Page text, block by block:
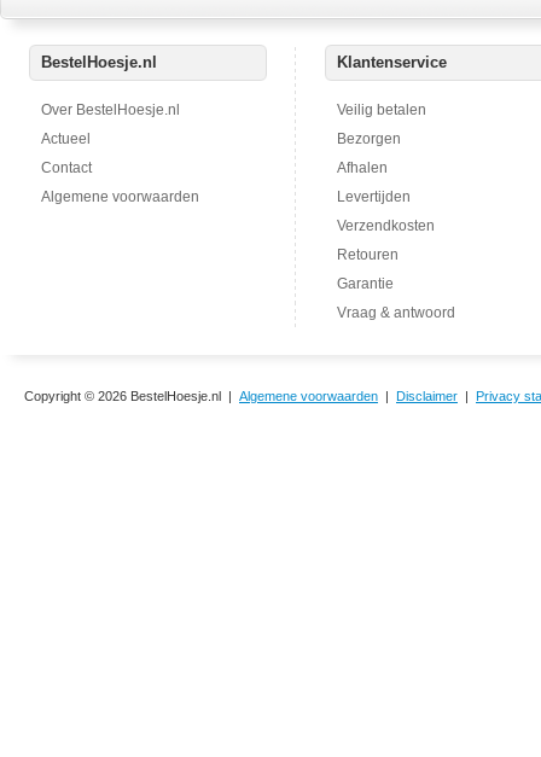
BestelHoesje.nl
Over BestelHoesje.nl
Actueel
Contact
Algemene voorwaarden
Klantenservice
Veilig betalen
Bezorgen
Afhalen
Levertijden
Verzendkosten
Retouren
Garantie
Vraag & antwoord
Copyright © 2026 BestelHoesje.nl | Algemene voorwaarden | Disclaimer | Privacy